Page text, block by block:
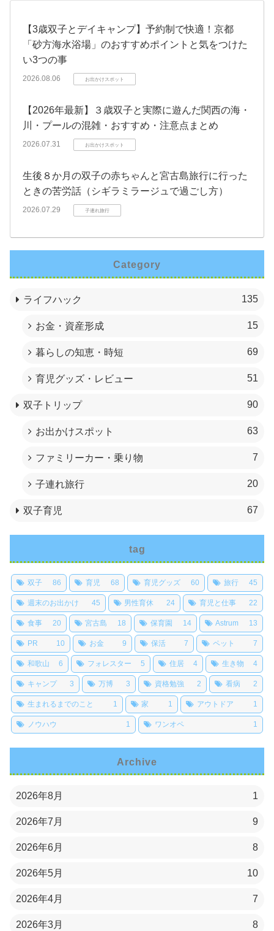
【3歳双子とデイキャンプ】予約制で快適！京都
「砂方海水浴場」のおすすめポイントと気をつけた
い3つの事
2026.08.06 お出かけスポット
【2026年最新】３歳双子と実際に遊んだ関西の海・
川・プールの混雑・おすすめ・注意点まとめ
2026.07.31 お出かけスポット
生後８か月の双子の赤ちゃんと宮古島旅行に行った
ときの苦労話（シギラミラージュで過ごし方）
2026.07.29 子連れ旅行
Category
ライフハック 135
お金・資産形成 15
暮らしの知恵・時短 69
育児グッズ・レビュー 51
双子トリップ 90
お出かけスポット 63
ファミリーカー・乗り物 7
子連れ旅行 20
双子育児 67
tag
双子 86 育児 68 育児グッズ 60 旅行 45
週末のお出かけ 45 男性育休 24 育児と仕事 22
食事 20 宮古島 18 保育園 14 Astrum 13
PR 10 お金 9 保活 7 ペット 7
和歌山 6 フォレスター 5 住居 4 生き物 4
キャンプ 3 万博 3 資格勉強 2 看病 2
生まれるまでのこと 1 家 1 アウトドア 1
ノウハウ 1 ワンオペ 1
Archive
2026年8月 1
2026年7月 9
2026年6月 8
2026年5月 10
2026年4月 7
2026年3月 8